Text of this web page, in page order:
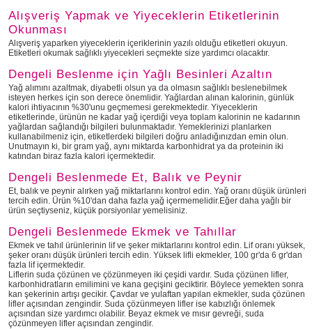
Alışveriş Yapmak ve Yiyeceklerin Etiketlerinin
Okunması
Alışveriş yaparken yiyeceklerin içeriklerinin yazılı olduğu etiketleri okuyun.
Etiketleri okumak sağlıklı yiyecekleri seçmekte size yardımcı olacaktır.
Dengeli Beslenme için Yağlı Besinleri Azaltın
Yağ alımını azaltmak, diyabetli olsun ya da olmasın sağlıklı beslenebilmek
isteyen herkes için son derece önemlidir. Yağlardan alınan kalorinin, günlük
kalori ihtiyacının %30'unu geçmemesi gerekmektedir. Yiyeceklerin
etiketlerinde, ürünün ne kadar yağ içerdiği veya toplam kalorinin ne kadarının
yağlardan sağlandığı bilgileri bulunmaktadır. Yemeklerinizi planlarken
kullanabilmeniz için, etiketlerdeki bilgileri doğru anladığınızdan emin olun.
Unutmayın ki, bir gram yağ, aynı miktarda karbonhidrat ya da proteinin iki
katından biraz fazla kalori içermektedir.
Dengeli Beslenmede Et, Balık ve Peynir
Et, balık ve peynir alırken yağ miktarlarını kontrol edin. Yağ oranı düşük ürünleri
tercih edin. Ürün %10'dan daha fazla yağ içermemelidir.Eğer daha yağlı bir
ürün seçtiyseniz, küçük porsiyonlar yemelisiniz.
Dengeli Beslenmede Ekmek ve Tahıllar
Ekmek ve tahıl ürünlerinin lif ve şeker miktarlarını kontrol edin. Lif oranı yüksek,
şeker oranı düşük ürünleri tercih edin. Yüksek lifli ekmekler, 100 gr'da 6 gr'dan
fazla lif içermektedir.
Liflerin suda çözünen ve çözünmeyen iki çeşidi vardır. Suda çözünen lifler,
karbonhidratların emilimini ve kana geçişini geciktirir. Böylece yemekten sonra
kan şekerinin artışı gecikir. Çavdar ve yulaftan yapılan ekmekler, suda çözünen
lifler açısından zengindir. Suda çözünmeyen lifler ise kabızlığı önlemek
açısından size yardımcı olabilir. Beyaz ekmek ve mısır gevreği, suda
çözünmeyen lifler açısından zengindir.